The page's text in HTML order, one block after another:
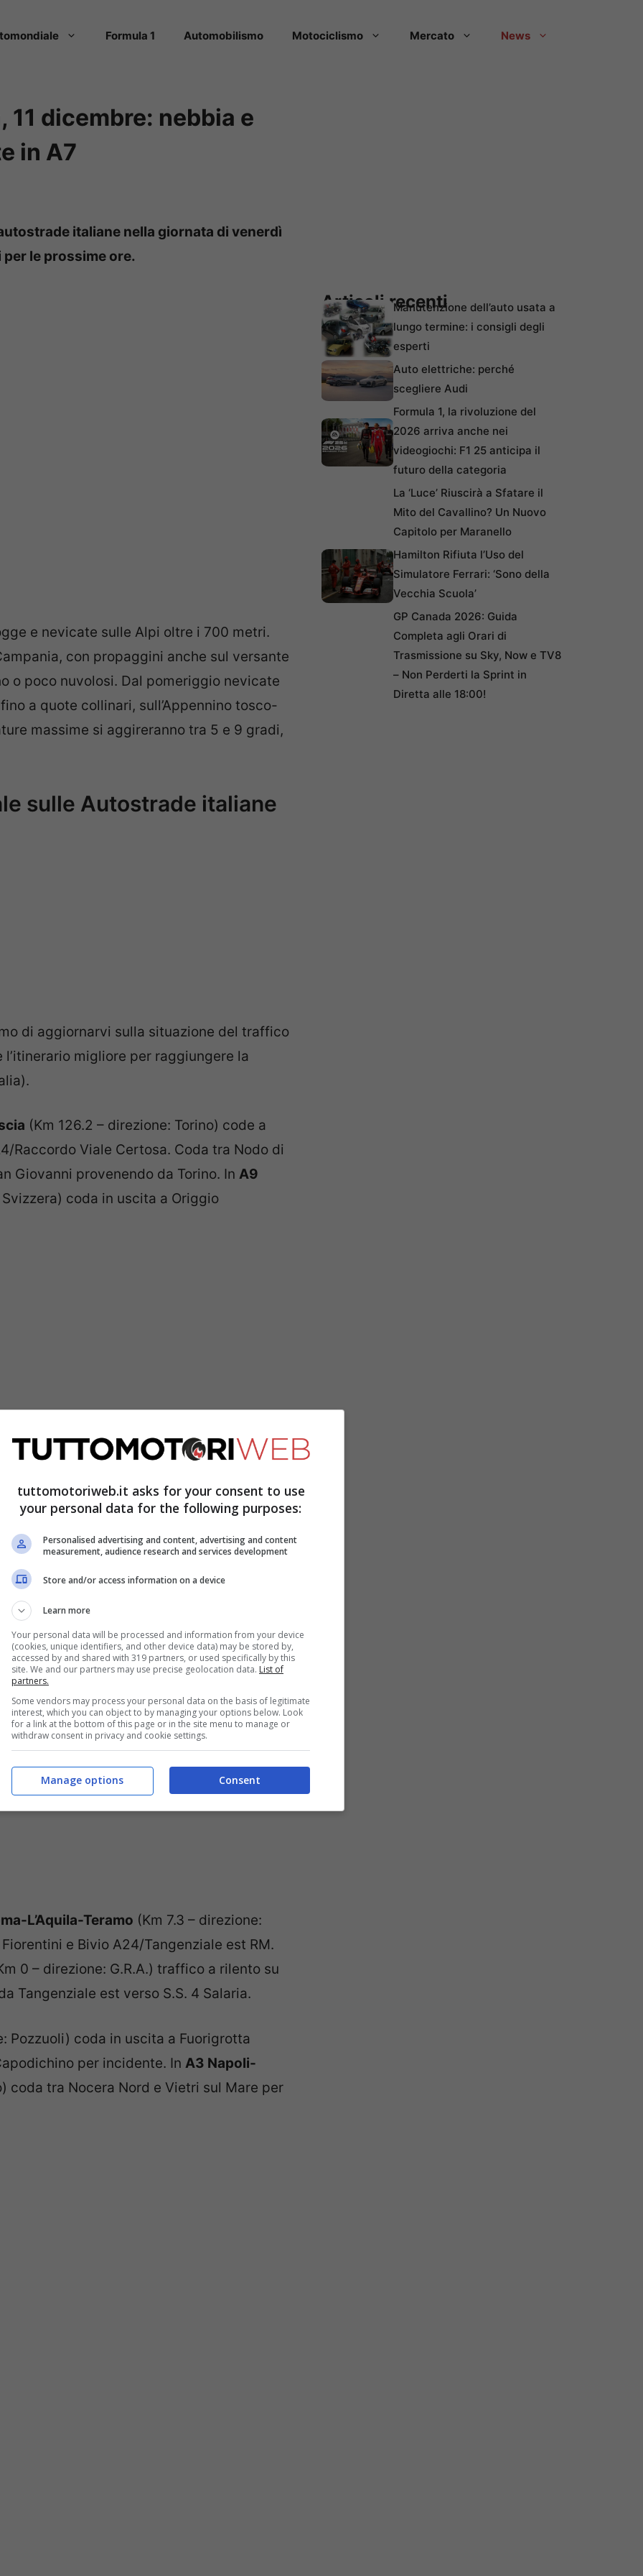
Formula 1 Automobilismo Motociclismo Mercato News
dicembre: nebbia e
in A7
italiane nella giornata di venerdì
le prossime ore.
e nevicate sulle Alpi oltre i 700 metri.
con propaggini anche sul versante
o poco nuvolosi. Dal pomeriggio nevicate
a quote collinari, sull’Appennino tosco-
massime si aggireranno tra 5 e 9 gradi,
sulle Autostrade italiane
di aggiornarvi sulla situazione del traffico
migliore per raggiungere la
(Km 126.2 – direzione: Torino) code a
Raccordo Viale Certosa. Coda tra Nodo di
Giovanni provenendo da Torino. In A9
coda in uscita a Origgio
(Km 132.2 – direzione: Genova) c oda
e Genova Ovest per incidente.
particolare sulla
Piacenza con visibilità 140 metri.
A22/A4 Torino-Trieste e Reggiolo Rolo con
299.3 – direzione: Milano) coda di 2 km tra
lavori in corso.
L’Aquila-Teramo (Km 7.3 – direzione:
e Bivio A24/Tangenziale est RM.
0 – direzione: G.R.A.) traffico a rilento su
Tangenziale est verso S.S. 4 Salaria.
Pozzuoli) coda in uscita a Fuorigrotta
per incidente. In A3 Napoli-
coda tra Nocera Nord e Vietri sul Mare per
Articoli recentiManutenzione dell’auto usata a
lungo termine: i consigli degli
esperti
Auto elettriche: perché
scegliere Audi
Formula 1, la rivoluzione del
2026 arriva anche nei
videogiochi: F1 25 anticipa il
futuro della categoria
La ‘Luce’ Riuscirà a Sfatare il
Mito del Cavallino? Un Nuovo
Capitolo per Maranello
Hamilton Rifiuta l’Uso del
Simulatore Ferrari: ‘Sono della
Vecchia Scuola’
GP Canada 2026: Guida
Completa agli Orari di
Trasmissione su Sky, Now e TV8
– Non Perderti la Sprint in
Diretta alle 18:00!
tuttomotoriweb.it asks for your consent to use
your personal data for the following purposes:
Personalised advertising and content, advertising and content
measurement, audience research and services development
Store and/or access information on a device
Learn more
Your personal data will be processed and information from your device
(cookies, unique identifiers, and other device data) may be stored by,
accessed by and shared with 319 partners, or used specifically by this
site. We and our partners may use precise geolocation data. List of
partners.
Some vendors may process your personal data on the basis of legitimate
interest, which you can object to by managing your options below. Look
for a link at the bottom of this page or in the site menu to manage or
withdraw consent in privacy and cookie settings.
Consent
Manage options